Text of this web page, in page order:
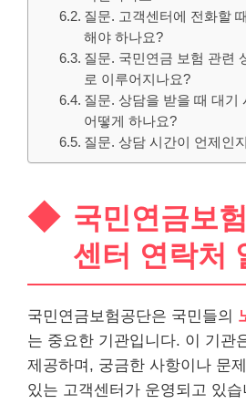
질문. 고객센터에 전화할
해야 하나요?
질문. 국민연금 보험 관련
로 이루어지나요?
질문. 상담을 받을 때 대기
어떻게 하나요?
질문. 상담 시간이 언제인
국민연금보
센터 연락처
국민연금보험공단은 국민들의
는 중요한 기관입니다. 이 기관
제공하며, 궁금한 사항이나 문
있는 고객센터가 운영되고 있습